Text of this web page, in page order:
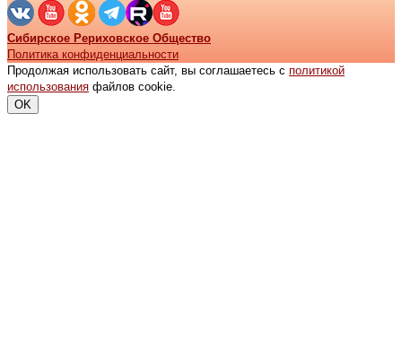
Сибирское Рериховское Общество
Политика конфиденциальности
Продолжая использовать сайт, вы соглашаетесь с политикой
использования файлов cookie.
OK